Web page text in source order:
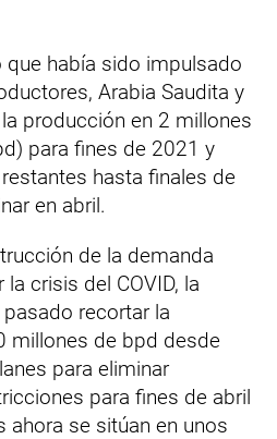
que había sido impulsado
Arabia Saudita y
producción en 2 millones
para fines de 2021 y
hasta finales de
en abril.
de la demanda
crisis del COVID, la
recortar la
millones de bpd desde
para eliminar
para fines de abril
se sitúan en unos